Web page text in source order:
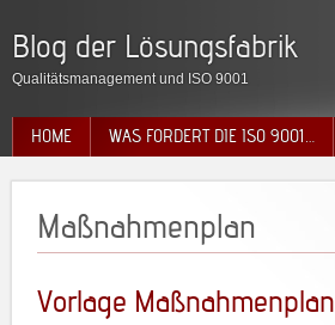
Blog der Lösungsfabrik
Qualitätsmanagement und ISO 9001
HOME WAS FORDERT DIE ISO 9001…
Maßnahmenplan
Vorlage Maßnahmenplan